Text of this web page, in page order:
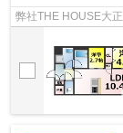
弊社THE HOUSE大